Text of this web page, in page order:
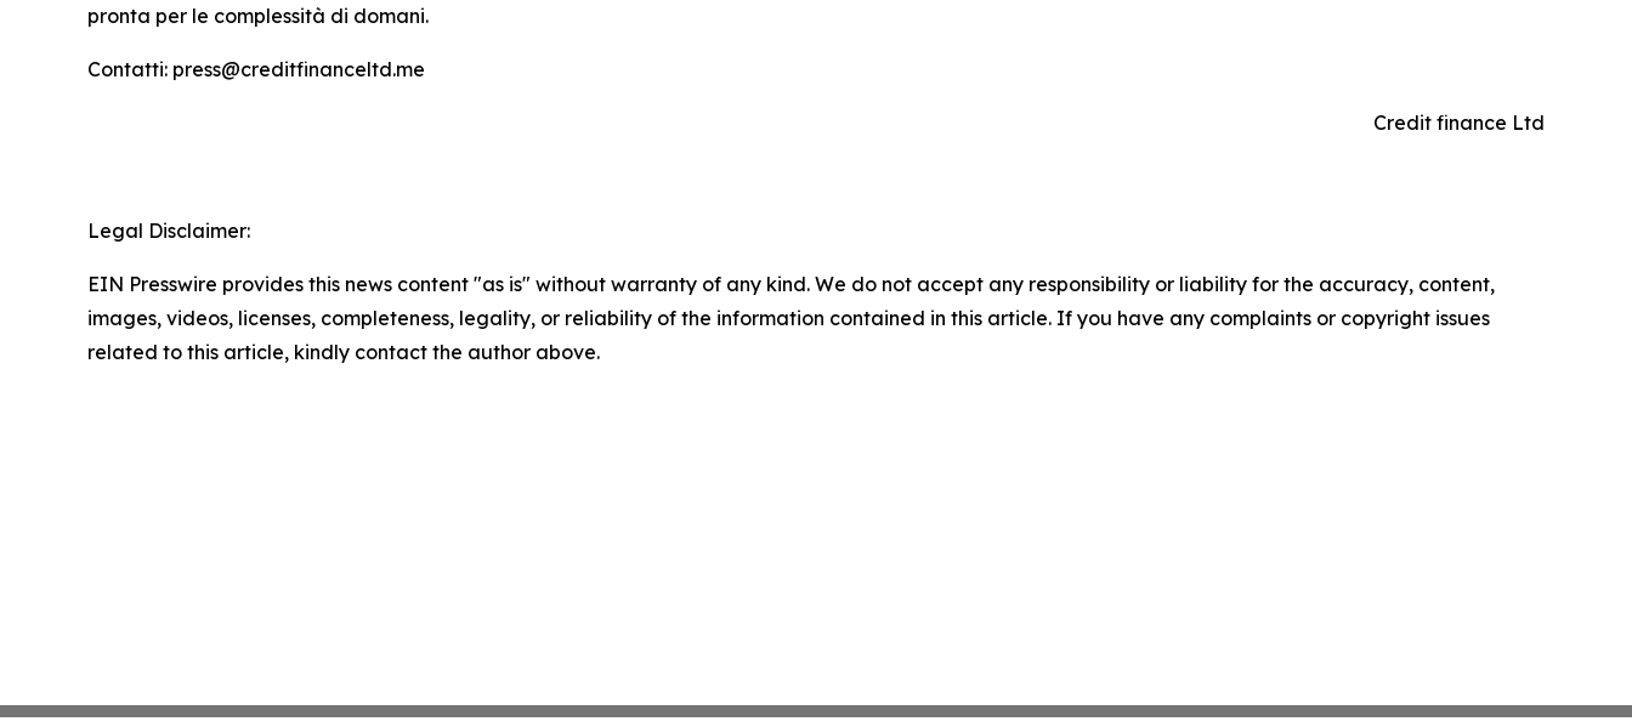
pronta per le complessità di domani.
Contatti: press@creditfinanceltd.me
Credit finance Ltd
Legal Disclaimer:
EIN Presswire provides this news content "as is" without warranty of any kind. We do not accept any responsibility or liability for the accuracy, content,
images, videos, licenses, completeness, legality, or reliability of the information contained in this article. If you have any complaints or copyright issues
related to this article, kindly contact the author above.